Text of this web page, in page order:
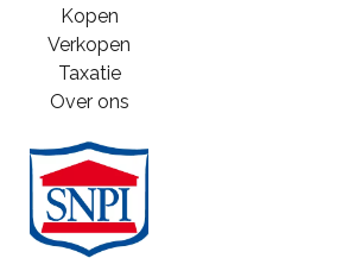
Kopen
Verkopen
Taxatie
Over ons